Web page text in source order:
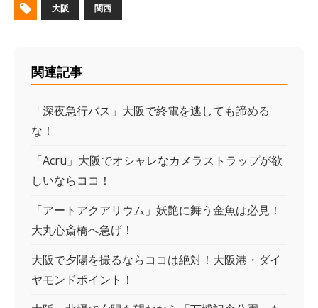
大阪 関西
関連記事
「深夜急行バス」大阪で終電を逃しても諦める
な！
「Acru」大阪でオシャレなカメラストラップが欲
しいならココ！
「アートアクアリウム」妖艶に舞う金魚は必見！
大丸心斎橋へ急げ！
大阪で夕陽を撮るならココは絶対！大阪港・ダイ
ヤモンドポイント！